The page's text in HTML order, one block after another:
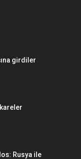
girdiler
Rusya ile